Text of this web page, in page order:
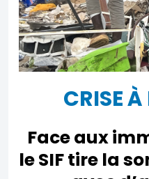
CRISE
Face aux
le SIF tire la